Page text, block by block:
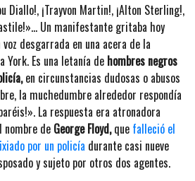
Diallo!, ¡Trayvon Martin!, ¡Alton Sterling!,
Un manifestante gritaba hoy
desgarrada en una acera de la
York. Es una letanía de hombres negros
en circunstancias dudosas o abusos
la muchedumbre alrededor respondía
La respuesta era atronadora
nombre de George Floyd,que falleció el
por un policía durante casi nueve
y sujeto por otros dos agentes.